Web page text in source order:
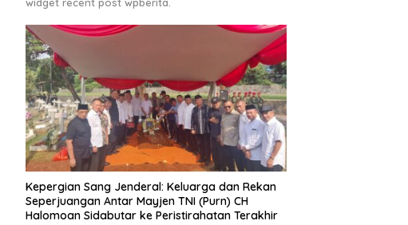
widget recent post wpberita.
Kepergian Sang Jenderal: Keluarga dan Rekan
Seperjuangan Antar Mayjen TNI (Purn) CH
Halomoan Sidabutar ke Peristirahatan Terakhir